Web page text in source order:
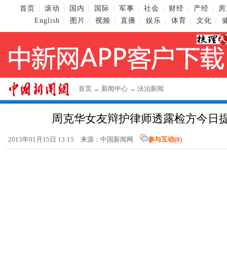
首页 滚动 国内 国际 军事 社会 财经 产经
English
图片 视频 直播 娱乐 体育 文化
首页 → 新闻中心 → 法治新闻
周克华女友辩护律师透露检方今日
2013年01月15日 13:15 来源： 中国新闻网 参与互动(0)